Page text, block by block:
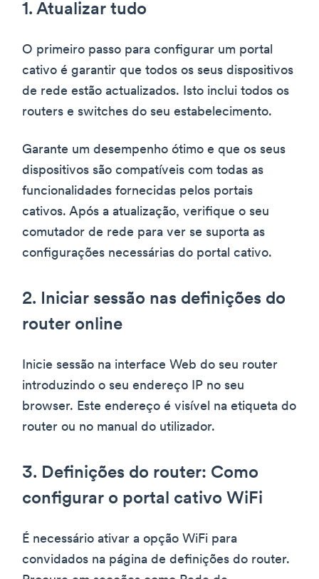
1. Atualizar tudo
O primeiro passo para configurar um portal
cativo é garantir que todos os seus dispositivos
de rede estão actualizados. Isto inclui todos os
routers e switches do seu estabelecimento.
Garante um desempenho ótimo e que os seus
dispositivos são compatíveis com todas as
funcionalidades fornecidas pelos portais
cativos. Após a atualização, verifique o seu
comutador de rede para ver se suporta as
configurações necessárias do portal cativo.
2. Iniciar sessão nas definições do
router online
Inicie sessão na interface Web do seu router
introduzindo o seu endereço IP no seu
browser. Este endereço é visível na etiqueta do
router ou no manual do utilizador.
3. Definições do router: Como
configurar o portal cativo WiFi
É necessário ativar a opção WiFi para
convidados na página de definições do router.